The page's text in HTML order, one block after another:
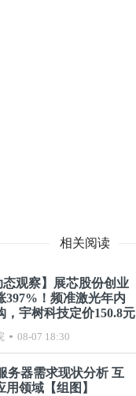
相关阅读
态观察】展芯股份创业
397%！频准激光年内
，宇树科技定价150.8元
08-07 18:30
务器需求现状分析 互
领域【组图】